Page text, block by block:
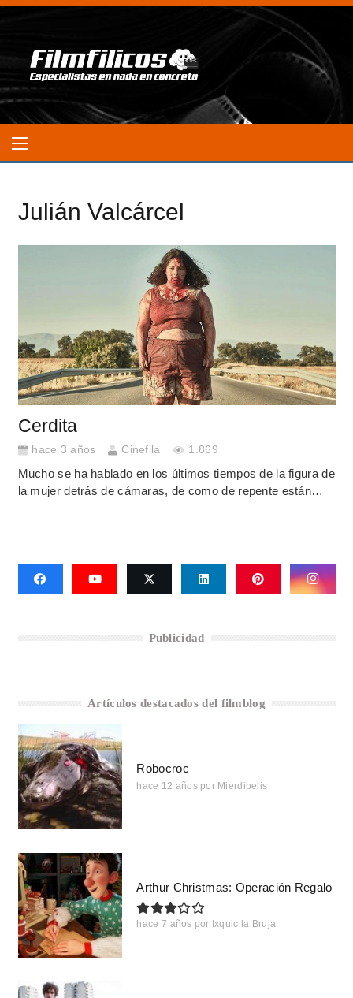
Julián Valcárcel
Cerdita
hace 3 años Cinefila 1.869
Mucho se ha hablado en los últimos tiempos de la figura de
la mujer detrás de cámaras, de como de repente están…
Publicidad
Artículos destacados del filmblog
Robocroc
hace 12 años por Mierdipelis
Arthur Christmas: Operación Regalo
hace 7 años por Ixquic la Bruja